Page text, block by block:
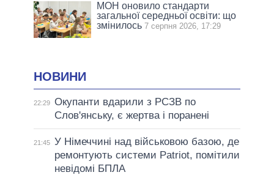
МОН оновило стандарти
загальної середньої освіти: що
змінилось 7 серпня 2026, 17:29
НОВИНИ
22:29 Окупанти вдарили з РСЗВ по
Слов'янську, є жертва і поранені
21:45 У Німеччині над військовою базою, де
ремонтують системи Patriot, помітили
невідомі БПЛА